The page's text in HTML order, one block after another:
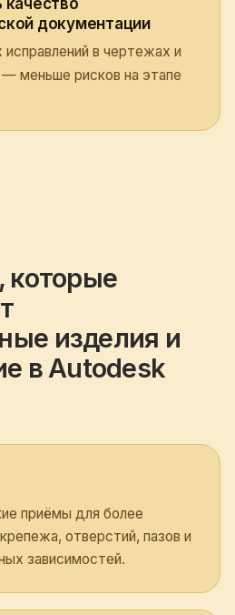
документации
в чертежах и
меньше рисков на этапе
изделия и
в Autodesk
приёмы для более
отверстий, пазов и
зависимостей.